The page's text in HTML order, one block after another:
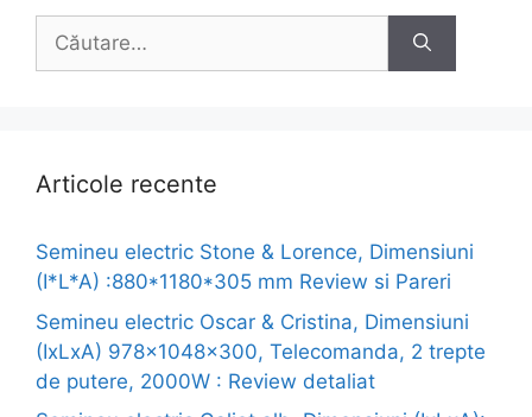
Caută
Articole recente
Semineu electric Stone & Lorence, Dimensiuni
(I*L*A) :880*1180*305 mm Review si Pareri
Semineu electric Oscar & Cristina, Dimensiuni
(IxLxA) 978x1048x300, Telecomanda, 2 trepte
de putere, 2000W : Review detaliat